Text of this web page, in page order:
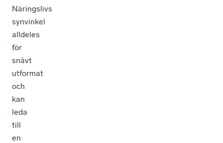
Näringslivs
synvinkel
alldeles
för
snävt
utformat
och
kan
leda
till
en